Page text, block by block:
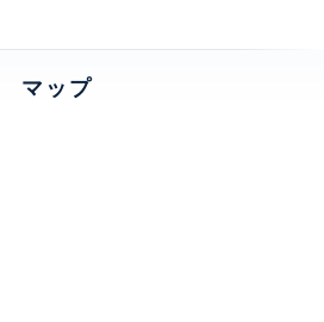
マップ